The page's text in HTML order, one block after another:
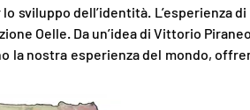
sviluppo dell’identità. L’esperienza
Oelle. Da un’idea di Vittorio Piraneo
la nostra esperienza del mondo,